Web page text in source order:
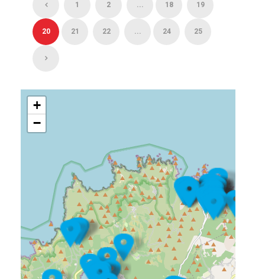
1 2 ... 18 19
20 21 22 ... 24 25
+
−